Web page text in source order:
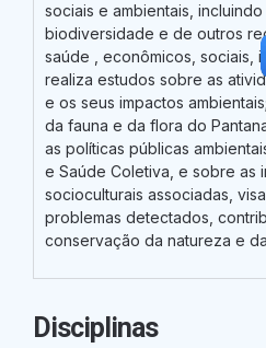
sociais e ambientais,
biodiversidade e de outros
saúde , econômicos, sociais,
realiza estudos sobre as
e os seus impactos
da fauna e da flora do
as políticas públicas
e Saúde Coletiva, e sobre as
socioculturais associadas,
problemas detectados,
conservação da natureza e
Disciplinas